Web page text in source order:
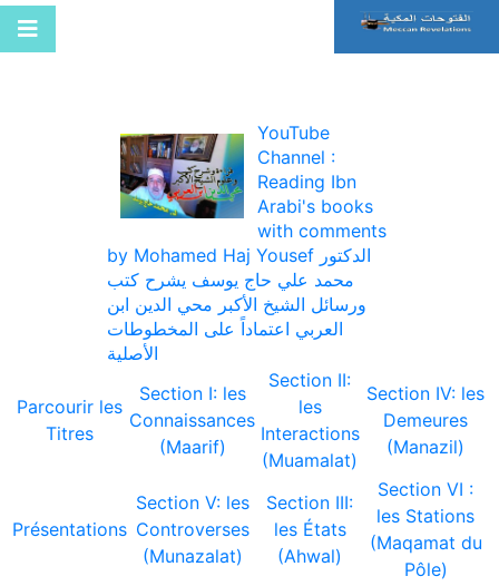
YouTube
Channel :
Reading Ibn
Arabi's books
with comments
by Mohamed Haj Yousef الدكتور
محمد علي حاج يوسف يشرح كتب
ورسائل الشيخ الأكبر محي الدين ابن
العربي اعتماداً على المخطوطات
الأصلية
Parcourir les
Titres
Section I: les
Connaissances
(Maarif)
Section II:
les
Interactions
(Muamalat)
Section IV: les
Demeures
(Manazil)
Présentations
Section V: les
Controverses
(Munazalat)
Section III:
les États
(Ahwal)
Section VI :
les Stations
(Maqamat du
Pôle)